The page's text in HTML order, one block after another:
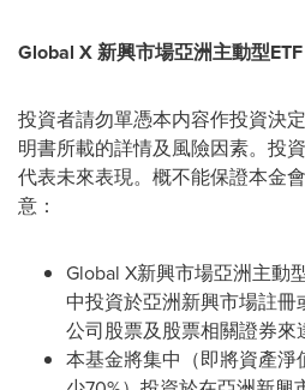
Global X新興市場亞洲主動型ETF
投資者請勿單憑本内容作投資決
明書所載的詳情及風險因素。投
代表未來表現。概不能保證本金
意：
Global X新興市場亞洲主動
中投資於亞洲新興市場註
公司股票及股票相關證券來
本基金將集中（即將資產